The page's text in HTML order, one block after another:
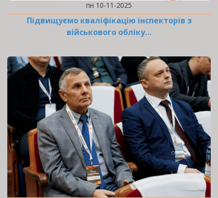
пн 10-11-2025
Підвищуємо кваліфікацію інспекторів з
військового обліку…